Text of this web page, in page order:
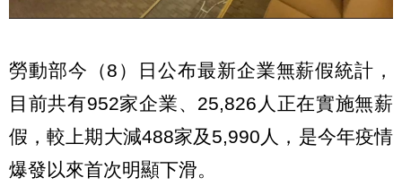
勞動部今（8）日公布最新企業無薪假統計，
目前共有952家企業、25,826人正在實施無薪
假，較上期大減488家及5,990人，是今年疫情
爆發以來首次明顯下滑。